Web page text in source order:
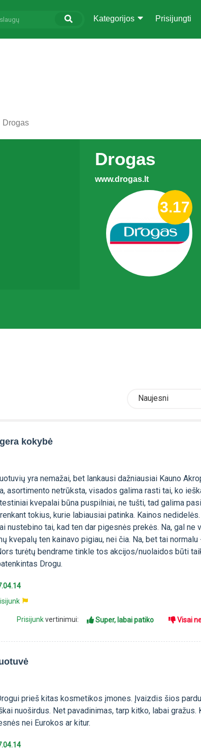
Kategorijos Prisijungti
Drogas
Drogas
www.drogas.lt
3.17
Naujesni
kokybė
yra nemažai, bet lankausi dažniausiai Kauno
asortimento netrūksta, visados galima rasti tai, ko
kvepalai būna puspilniai, ne tušti, tad galima
tokius, kurie labiausiai patinka. Kainos
nustebino tai, kad ten dar pigesnės prekės. Na, gal ne
kvepalų ten kainavo pigiau, nei čia. Na, bet tai normalu
turėtų bendrame tinkle tos akcijos/nuolaidos būti
Drogu.
Prisijunkvertinimui: Super, labai patiko Visai
prieš kitas kosmetikos įmones. Įvaizdis šios
nuoširdus. Net pavadinimas, tarp kitko, labai gražus.
nei Eurokos ar kitur.